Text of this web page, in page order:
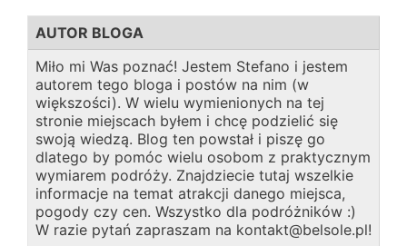
AUTOR BLOGA
Miło mi Was poznać! Jestem Stefano i jestem
autorem tego bloga i postów na nim (w
większości). W wielu wymienionych na tej
stronie miejscach byłem i chcę podzielić się
swoją wiedzą. Blog ten powstał i piszę go
dlatego by pomóc wielu osobom z praktycznym
wymiarem podróży. Znajdziecie tutaj wszelkie
informacje na temat atrakcji danego miejsca,
pogody czy cen. Wszystko dla podróżników :)
W razie pytań zapraszam na kontakt@belsole.pl!